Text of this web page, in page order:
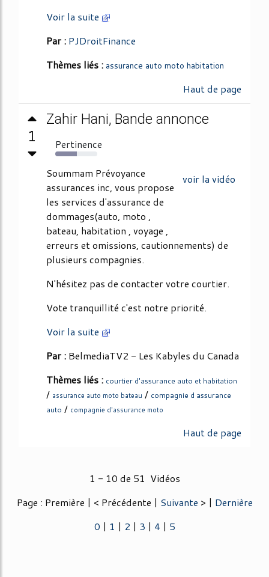
Voir la suite
Par : PJDroitFinance
Thèmes liés : assurance auto moto habitation
Haut de page
1
Zahir Hani, Bande annonce
Pertinence
51%
voir la vidéo
Soummam Prévoyance
assurances inc, vous propose
les services d'assurance de
dommages(auto, moto ,
bateau, habitation , voyage ,
erreurs et omissions, cautionnements) de
plusieurs compagnies.
N'hésitez pas de contacter votre courtier.
Vote tranquillité c'est notre priorité.
Voir la suite
Par : BelmediaTV2 - Les Kabyles du Canada
Thèmes liés : courtier d'assurance auto et habitation
/ assurance auto moto bateau / compagnie d assurance
auto / compagnie d'assurance moto
Haut de page
1 - 10 de 51 Vidéos
Page : Première | < Précédente | Suivante > | Dernière
0 | 1 | 2 | 3 | 4 | 5